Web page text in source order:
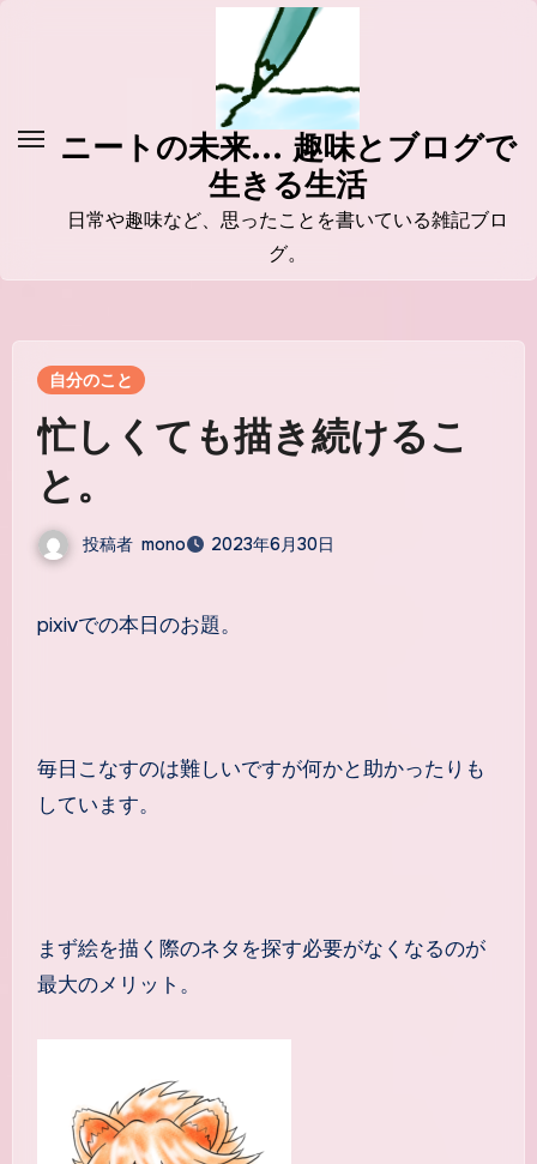
ッ
ニートの未来... 趣味とブログで
生きる生活
日常や趣味など、思ったことを書いている雑記ブロ
グ。
自分のこと
忙しくても描き続けるこ
と。
投稿者 mono 2023年6月30日
pixivでの本日のお題。
毎日こなすのは難しいですが何かと助かったりも
しています。
まず絵を描く際のネタを探す必要がなくなるのが
最大のメリット。